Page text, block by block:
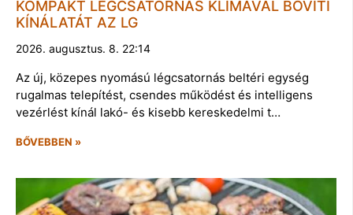
KOMPAKT LÉGCSATORNÁS KLÍMÁVAL BŐVÍTI
KÍNÁLATÁT AZ LG
2026. augusztus. 8. 22:14
Az új, közepes nyomású légcsatornás beltéri egység
rugalmas telepítést, csendes működést és intelligens
vezérlést kínál lakó- és kisebb kereskedelmi t…
BŐVEBBEN »